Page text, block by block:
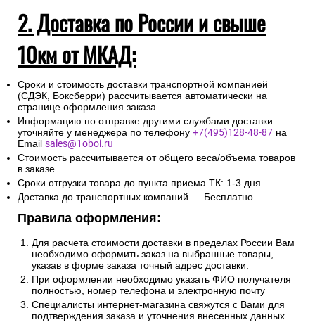
пункта приема ТК: 1-3 дня.
2. Доставка по России и свыше
10км от МКАД:
Сроки и стоимость доставки транспортной компанией
(СДЭК, Боксберри) рассчитывается автоматически на
странице оформления заказа.
Информацию по отправке другими службами доставки
уточняйте у менеджера по телефону
Email sales@1oboi.ru
Стоимость рассчитывается от общего веса/объема товаров
Сроки отгрузки товара до пункта приема ТК: 1-3 дня.
Правила оформления:
Для расчета стоимости доставки в пределах России Вам
необходимо оформить заказ на выбранные товары,
указав в форме заказа точный адрес доставки.
При оформлении необходимо указать ФИО получателя